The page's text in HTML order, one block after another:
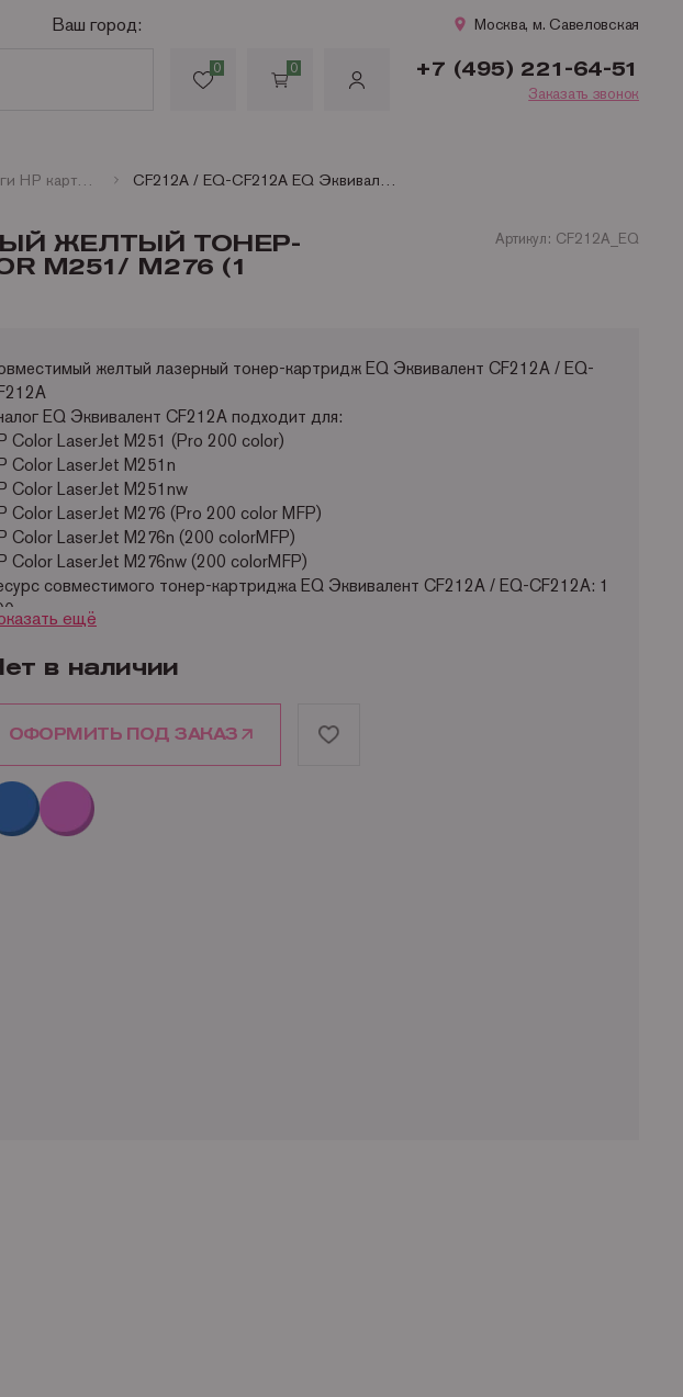
Ваш город: Москва, м. Савеловская
0 0 +7 (495) 221-64-51
Заказать звонок
Аналоги HP картриджи лазерные цветные CF212A / EQ-CF212A EQ Эквивалент совместимый желтый тонер-картридж для HP Color LaserJet Pro 200 color M251/ M276 (1 800стр)
ЖЕЛТЫЙ ТОНЕР-
M251/ M276 (1
Артикул: CF212A_EQ
желтый лазерный тонер-картридж EQ Эквивалент CF212A / EQ-
EQ Эквивалент CF212A подходит для:
Color LaserJet M251 (Pro 200 color)
Color LaserJet M251n
Color LaserJet M251nw
Color LaserJet M276 (Pro 200 color MFP)
Color LaserJet M276n (200 colorMFP)
Color LaserJet M276nw (200 colorMFP)
совместимого тонер-картриджа EQ Эквивалент CF212A / EQ-CF212A: 1
страницещё
в наличии
ОФОРМИТЬ ПОД ЗАКАЗ